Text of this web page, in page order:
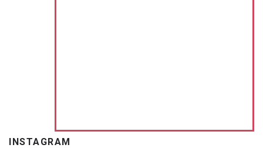
INSTAGRAM